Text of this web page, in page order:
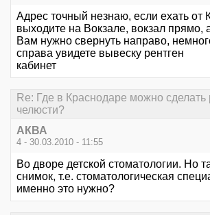
Адрес точный незнаю, если ехать от
выходите на Вокзале, вокзал прямо,
Вам нужно свернуть направо,
справа увидете вывеску рентген
кабинет
Re: Где в Краснодаре можно сделать
челюсти?
АКВА
4 - 30.03.2010 - 11:55
Во дворе детской стоматологии. Но
снимок, т.е. стоматологическая
именно это нужно?